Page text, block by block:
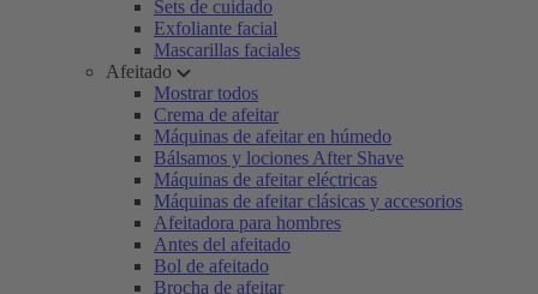
Sets de cuidado
Exfoliante facial
Mascarillas faciales
Afeitado
Mostrar todos
Crema de afeitar
Máquinas de afeitar en húmedo
Bálsamos y lociones After Shave
Máquinas de afeitar eléctricas
Máquinas de afeitar clásicas y accesorios
Afeitadora para hombres
Antes del afeitado
Bol de afeitado
Brocha de afeitar